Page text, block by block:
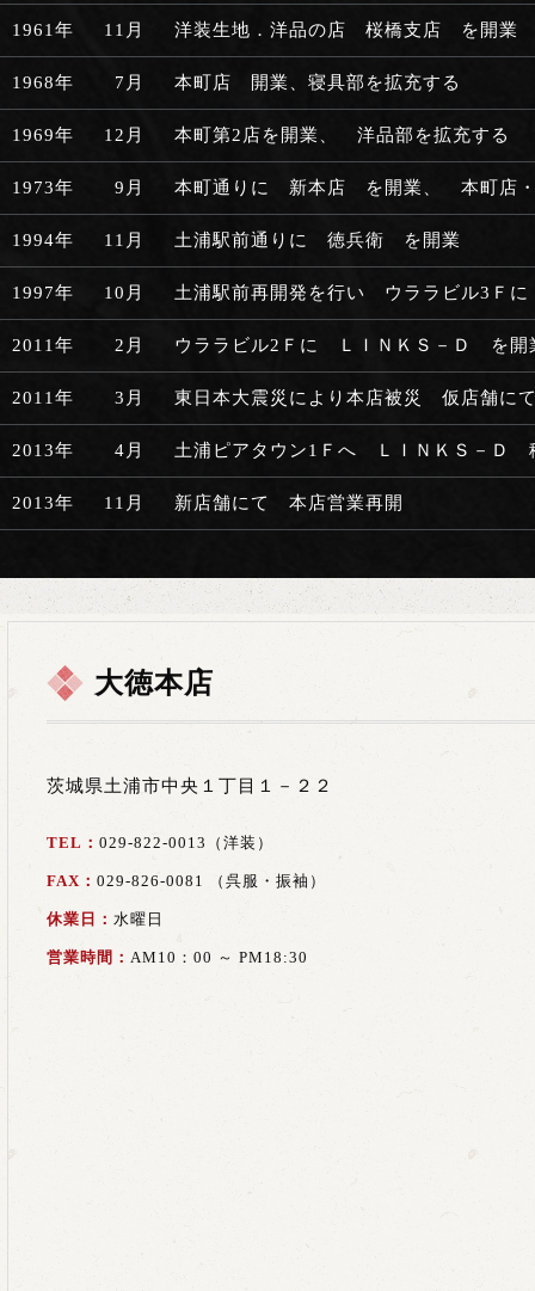
1961年 11月 洋装生地．洋品の店 桜橋支店 を開業
1968年 7月 本町店 開業、寝具部を拡充する
1969年 12月 本町第2店を開業、 洋品部を拡充する
1973年 9月 本町通りに 新本店 を開業、 本町店・
1994年 11月 土浦駅前通りに 徳兵衛 を開業
1997年 10月 土浦駅前再開発を行い ウララビル3Ｆ
2011年 2月 ウララビル2Ｆに ＬＩＮＫＳ－Ｄ を開
2011年 3月 東日本大震災により本店被災 仮店舗に
2013年 4月 土浦ピアタウン1Ｆへ ＬＩＮＫＳ－Ｄ
2013年 11月 新店舗にて 本店営業再開
大徳本店
茨城県土浦市中央１丁目１－２２
TEL： 029-822-0013（洋装）
FAX： 029-826-0081 （呉服・振袖）
休業日： 水曜日
営業時間： AM10：00 ～ PM18:30